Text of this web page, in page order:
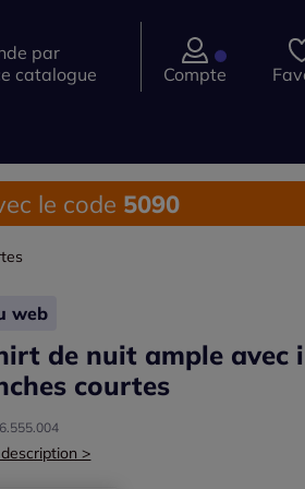
par
catalogue
Compte
le code 5090
web
de nuit ample avec
courtes
>